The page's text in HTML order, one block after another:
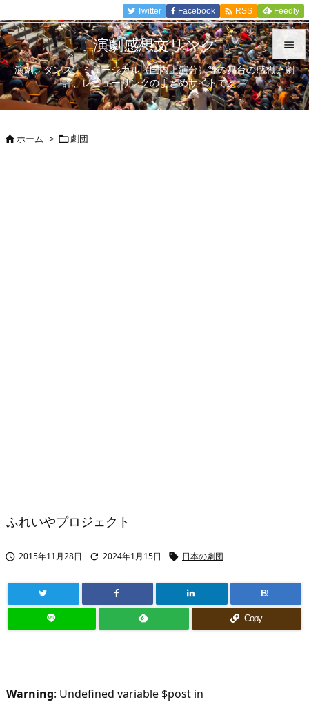


メニュ

Twitter Facebook  RSS Feedly
演劇感想文リンク
演劇、ダンス、ミュージカル（国内上演分）等の舞台の感想、劇
評、レビューリンクのまとめサイトです。
ホーム > 劇団
ふれいやプロジェクト
 2015年11月28日  2024年1月15日  日本の劇団
B!
Copy
Warning: Undefined variable $post in